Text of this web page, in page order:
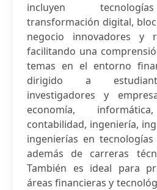
incluyen
transformación digital,
negocio innovadores y
facilitando una
temas en el entorno
dirigido a
investigadores y
economía,
contabilidad, ingeniería,
ingenierías en
además de carreras
También es ideal para
áreas financieras y